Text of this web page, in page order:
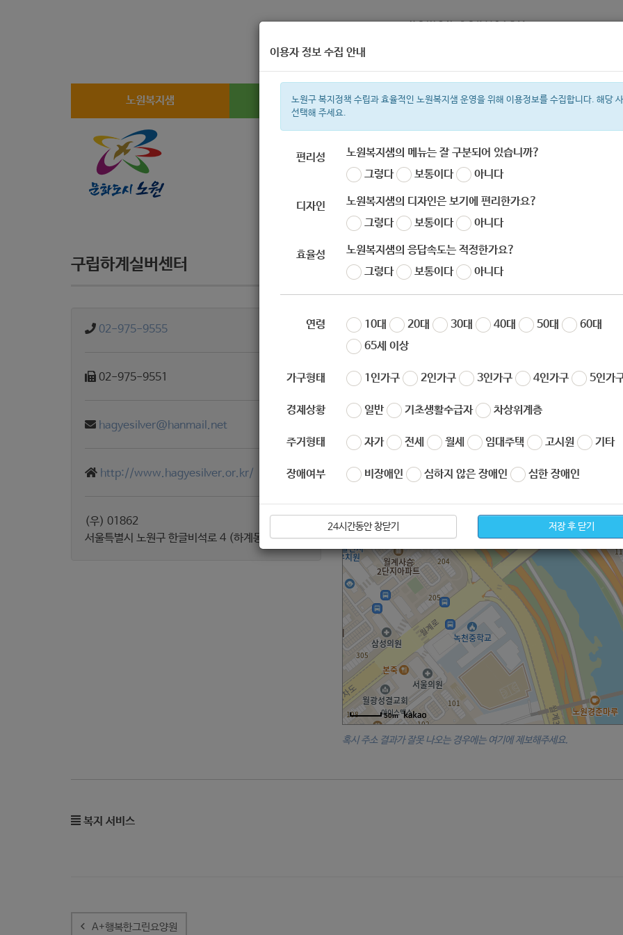
노원복지샘 복지정보 복지서비스 신청 복지
복지관 지원금 이용시설 성민복지관
이용자 정보 수집 안내
노원구 복지정책 수립과 효율적인 노원복지샘 운영을 위해 이용정보를 수집합니다. 해당
선택해 주세요.
편리성
노원복지샘의 메뉴는 잘 구분되어 있습니까?
그렇다
보통이다 아니다
디자인
노원복지샘의 디자인은 보기에 편리한가요?
그렇다
보통이다 아니다
효율성
노원복지샘의 응답속도는 적정한가요?
그렇다
보통이다 아니다
연령 10대 20대 30대 40대 50대
60대
65세 이상
가구형태 1인가구 2인가구 3인가구 4인가구 5인가
경제상황 일반 기초생활수급자 차상위계층
주거형태 자가 전세 월세 임대주택 고시원 기타
장애여부 비장애인 심하지 않은 장애인 심한 장애인
24시간동안 창닫기 저장 후 닫기
구립하계실버센터
02-975-9555
02-975-9551
hagyesilver@hanmail.net
http://www.hagyesilver.or.kr/
(우) 01862
서울특별시 노원구 한글비석로 4 (하계동)
서울특별시 노원구 한글비석로 4 (하계동)
50m
혹시 주소 결과가 잘못 나오는 경우에는 여기에 제보해주세요.
복지 서비스
내 A+행복한그린요양원